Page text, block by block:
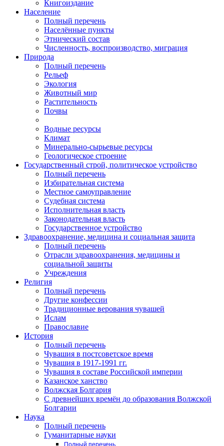
Книгоиздание
Население
Полный перечень
Населённые пункты
Этнический состав
Численность, воспроизводство, миграция
Природа
Полный перечень
Рельеф
Экология
Животный мир
Растительность
Почвы
Водные ресурсы
Климат
Минерально-сырьевые ресурсы
Геологическое строение
Государственный строй, политическое устройство
Полный перечень
Избирательная система
Местное самоуправление
Судебная система
Исполнительная власть
Законодательная власть
Государственное устройство
Здравоохранение, медицина и социальная защита
Полный перечень
Отрасли здравоохранения, медицины и
социальной защиты
Учреждения
Религия
Полный перечень
Другие конфессии
Традиционные верования чувашей
Ислам
Православие
История
Полный перечень
Чувашия в постсоветское время
Чувашия в 1917-1991 гг.
Чувашия в составе Российской империи
Казанское ханство
Волжская Болгария
С древнейших времён до образования Волжской
Болгарии
Наука
Полный перечень
Гуманитарные науки
Полный перечень